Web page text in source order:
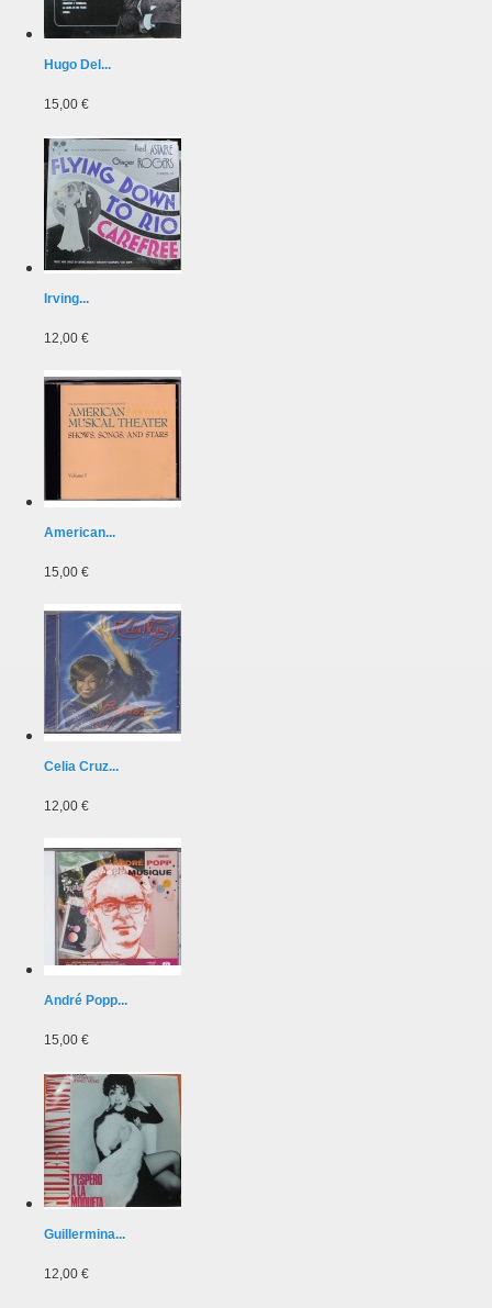
Hugo Del...
15,00 €
Irving...
12,00 €
American...
15,00 €
Celia Cruz...
12,00 €
André Popp...
15,00 €
Guillermina...
12,00 €